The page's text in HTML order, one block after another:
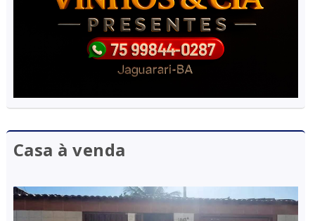
Casa à venda